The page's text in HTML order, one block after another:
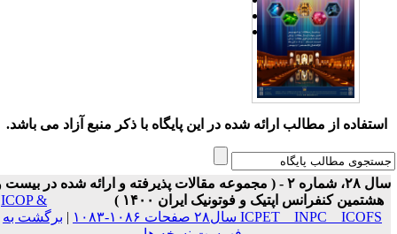
استفاده از مطالب ارائه شده در این پایگاه با ذکر منبع آزاد می باشد.
سال ۲۸، شماره ۲ - ( مجموعه مقالات پذیرفته و ارائه شده در بیست و
هشتمین کنفرانس اپتیک و فوتونیک ایران ۱۴۰۰ )
ICOP &
ICPET _ INPC _ ICOFS سال۲۸ صفحات ۱۰۸۶-۱۰۸۳
| برگشت به